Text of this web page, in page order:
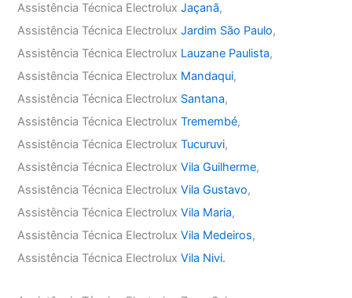
Assistência Técnica ElectroluxJaçanã,
Assistência Técnica ElectroluxJardim São Paulo,
Assistência Técnica Electrolux Lauzane Paulista,
Assistência Técnica Electrolux Mandaqui,
Assistência Técnica Electrolux Santana,
Assistência Técnica ElectroluxTremembé,
Assistência Técnica ElectroluxTucuruvi,
Assistência Técnica ElectroluxVila Guilherme,
Assistência Técnica ElectroluxVila Gustavo,
Assistência Técnica ElectroluxVila Maria,
Assistência Técnica ElectroluxVila Medeiros,
Assistência Técnica ElectroluxVila Nivi.